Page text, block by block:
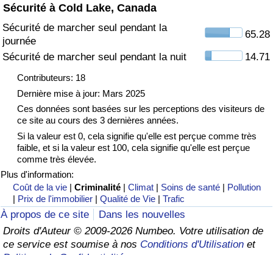
Sécurité à Cold Lake, Canada
Sécurité de marcher seul pendant la
journée
65.28
Sécurité de marcher seul pendant la nuit
14.71
Contributeurs: 18
Dernière mise à jour: Mars 2025
Ces données sont basées sur les perceptions des visiteurs de
ce site au cours des 3 dernières années.
Si la valeur est 0, cela signifie qu'elle est perçue comme très
faible, et si la valeur est 100, cela signifie qu'elle est perçue
comme très élevée.
Plus d'information:
Coût de la vie |Criminalité |Climat | Soins de santé | Pollution
| Prix de l'immobilier |Qualité de Vie |Trafic
À propos de ce site
Dans les nouvelles
Droits d'Auteur © 2009-2026 Numbeo. Votre utilisation de
ce service est soumise à nos Conditions d'Utilisation et
Indice de Trafic
Indice de Trafic (Actuel)
Indice de Trafic par Pays